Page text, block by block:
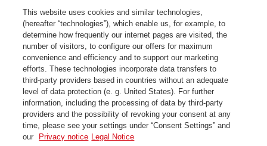
Skontaktuj się z nami
Regulamin i dokumenty do pobrania
This website uses cookies and similar technologies,
(hereafter “technologies”), which enable us, for example, to
determine how frequently our internet pages are visited, the
number of visitors, to configure our offers for maximum
convenience and efficiency and to support our marketing
efforts. These technologies incorporate data transfers to
third-party providers based in countries without an adequate
level of data protection (e. g. United States). For further
information, including the processing of data by third-party
providers and the possibility of revoking your consent at any
time, please see your settings under “Consent Settings” and
our
Privacy notice Legal Notice